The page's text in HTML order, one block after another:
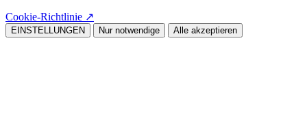
Cookie-Richtlinie ↗
EINSTELLUNGEN Nur notwendige Alle akzeptieren